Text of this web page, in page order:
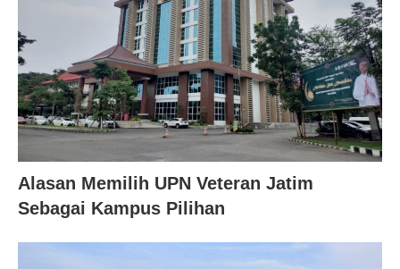
Alasan Memilih UPN Veteran Jatim
Sebagai Kampus Pilihan